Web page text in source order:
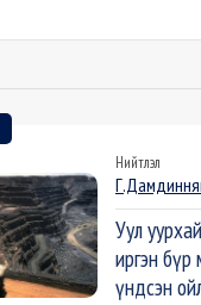
Нийтлэл
Уул
иргэн бүр
үндсэн